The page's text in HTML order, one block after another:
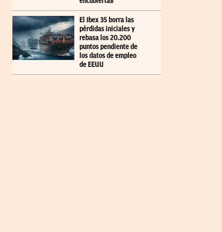
El Ibex 35 borra las
pérdidas iniciales y
rebasa los 20.200
puntos pendiente de
los datos de empleo
de EEUU